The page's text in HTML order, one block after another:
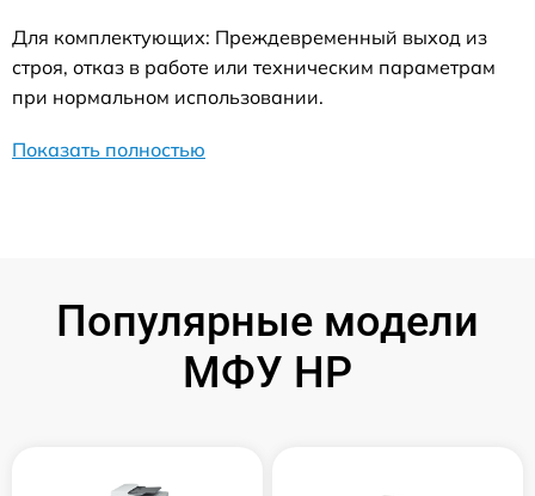
Для комплектующих: Преждевременный выход из
строя, отказ в работе или техническим параметрам
при нормальном использовании.
Показать полностью
Популярные модели
МФУ HP